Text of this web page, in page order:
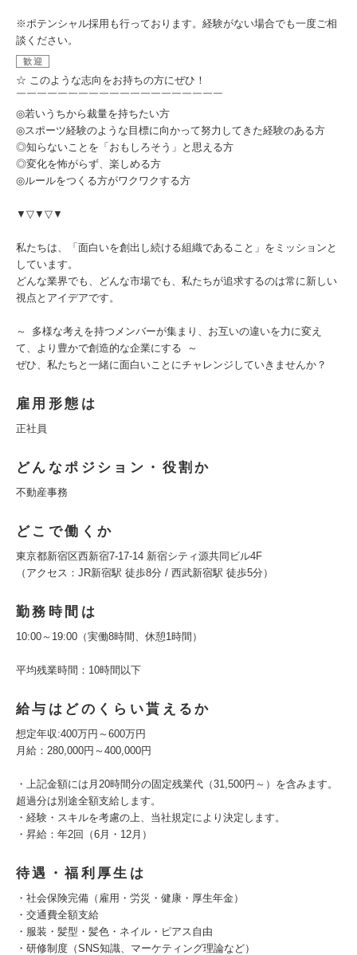
※ポテンシャル採用も行っております。経験がない場合でも一度ご相
談ください。
歓迎
☆ このような志向をお持ちの方にぜひ！
￣￣￣￣￣￣￣￣￣￣￣￣￣￣￣￣￣￣￣￣
◎若いうちから裁量を持ちたい方
◎スポーツ経験のような目標に向かって努力してきた経験のある方
◎知らないことを「おもしろそう」と思える方
◎変化を怖がらず、楽しめる方
◎ルールをつくる方がワクワクする方
▼▽▼▽▼
私たちは、「面白いを創出し続ける組織であること」をミッションと
しています。
どんな業界でも、どんな市場でも、私たちが追求するのは常に新しい
視点とアイデアです。
～ 多様な考えを持つメンバーが集まり、お互いの違いを力に変え
て、より豊かで創造的な企業にする ～
ぜひ、私たちと一緒に面白いことにチャレンジしていきませんか？
雇用形態は
正社員
どんなポジション・役割か
不動産事務
どこで働くか
東京都新宿区西新宿7-17-14 新宿シティ源共同ビル4F
（アクセス：JR新宿駅 徒歩8分 / 西武新宿駅 徒歩5分）
勤務時間は
10:00～19:00（実働8時間、休憩1時間）
平均残業時間：10時間以下
給与はどのくらい貰えるか
想定年収:400万円～600万円
月給：280,000円～400,000円
・上記金額には月20時間分の固定残業代（31,500円～）を含みます。
超過分は別途全額支給します。
・経験・スキルを考慮の上、当社規定により決定します。
・昇給：年2回（6月・12月）
待遇・福利厚生は
・社会保険完備（雇用・労災・健康・厚生年金）
・交通費全額支給
・服装・髪型・髪色・ネイル・ピアス自由
・研修制度（SNS知識、マーケティング理論など）